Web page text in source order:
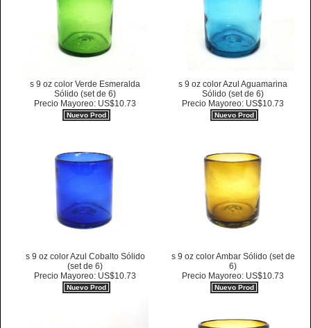
s 9 oz color Verde Esmeralda
Sólido (set de 6)
Precio Mayoreo: US$10.73
Nuevo Prod
s 9 oz color Azul Aguamarina
Sólido (set de 6)
Precio Mayoreo: US$10.73
Nuevo Prod
s 9 oz color Azul Cobalto Sólido
(set de 6)
Precio Mayoreo: US$10.73
Nuevo Prod
s 9 oz color Ambar Sólido (set de
6)
Precio Mayoreo: US$10.73
Nuevo Prod